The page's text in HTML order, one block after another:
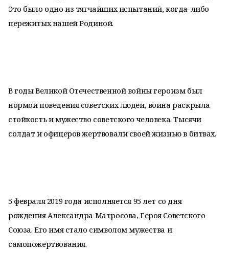
Это было одно из тягчайших испытаний, когда-либо
пережитых нашей Родиной.
В годы Великой Отечественной войны героизм был
нормой поведения советских людей, война раскрыла
стойкость и мужество советского человека. Тысячи
солдат и офицеров жертвовали своей жизнью в битвах.
5 февраля 2019 года исполняется 95 лет со дня
рождения Александра Матросова, Героя Советского
Союза. Его имя стало символом мужества и
самопожертвования.